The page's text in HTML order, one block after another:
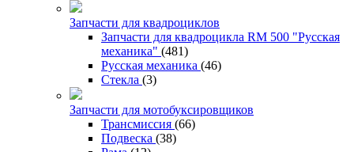
Запчасти для квадроциклов
Запчасти для квадроцикла RM 500 "Русская
механика" (481)
Русская механика (46)
Стекла (3)
Запчасти для мотобуксировщиков
Трансмиссия (66)
Подвеска (38)